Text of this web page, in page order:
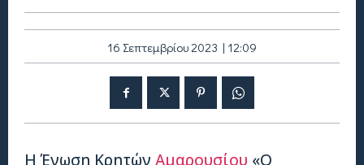
16 Σεπτεμβρίου 2023 | 12:09
Η Ένωση Κρητών Αμαρουσίου «Ο